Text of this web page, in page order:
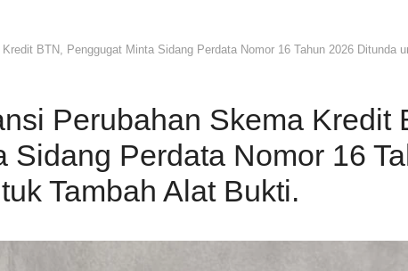
BTN, Penggugat Minta Sidang Perdata Nomor 16 Tahun 2026 Ditunda
Perubahan Skema Kredit
Sidang Perdata Nomor 16
Tambah Alat Bukti.